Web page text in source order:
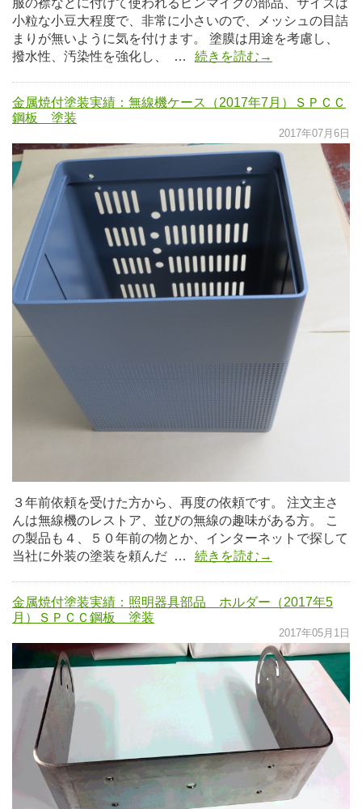
服の襟などに付けて使われるピンマイクの部品、サイズは
小粒な小豆大程度で、非常に小さいので、メッシュの目詰
まりが無いように気を付けます。 塗膜は用途を考慮し、
撥水性、汚染性を強化し、 …
続きを読む→
金属焼付塗装実績：無線機ケース（2017年7月）ＳＰＣＣ
鋼板 塗装
2017年07月6日
３年前依頼を受けた方から、再度の依頼です。 注文主さ
んは無線機のレストア、並びの無線の趣味がある方。 こ
の製品も４、５０年前の物とか、インターネットで探して
当社に外装の塗装を頼んだ …
続きを読む→
金属焼付塗装実績：照明器具部品 ホルダー（2017年5
月）ＳＰＣＣ鋼板 塗装
2017年05月1日